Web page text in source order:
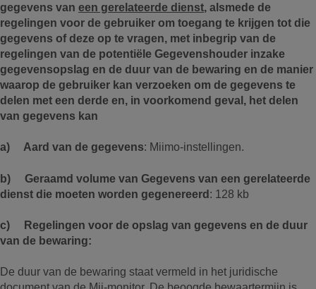
gegevens van een gerelateerde dienst, alsmede de
regelingen voor de gebruiker om toegang te krijgen tot die
gegevens of deze op te vragen, met inbegrip van de
regelingen van de potentiële Gegevenshouder inzake
gegevensopslag en de duur van de bewaring en de manier
waarop de gebruiker kan verzoeken om de gegevens te
delen met een derde en, in voorkomend geval, het delen
van gegevens kan
a) Aard van de gegevens: Miimo-instellingen.
b) Geraamd volume van Gegevens van een gerelateerde
dienst die moeten worden gegenereerd : 128 kb
c) Regelingen voor de opslag van gegevens en de duur
van de bewaring:
De duur van de bewaring staat vermeld in het juridische